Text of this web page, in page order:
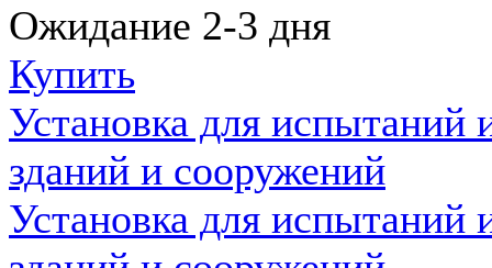
Ожидание 2-3 дня
Купить
Установка для испытаний
зданий и сооружений
Установка для испытаний